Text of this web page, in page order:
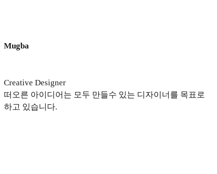
Mugba
Creative Designer
떠오른 아이디어는 모두 만들수 있는 디자이너를 목표로
하고 있습니다.